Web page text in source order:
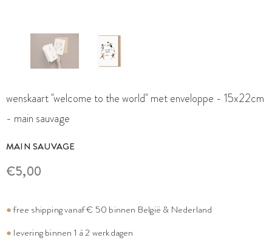
wenskaart "welcome to the world" met enveloppe - 15x22cm
- main sauvage
MAIN SAUVAGE
€5,00
●free shipping vanaf € 50 binnen België & Nederland
● levering binnen 1 à 2 werkdagen